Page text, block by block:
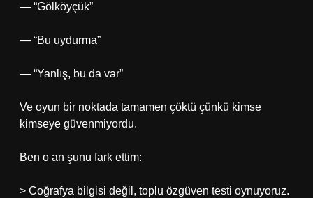
— “Gölköyçük”
— “Bu uydurma”
— “Yanlış, bu da var”
Ve oyun bir noktada tamamen çöktü çünkü kimse
kimseye güvenmiyordu.
Ben o an şunu fark ettim:
> Coğrafya bilgisi değil, toplu özgüven testi oynuyoruz.